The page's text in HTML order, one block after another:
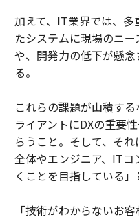
加えて、IT業界では、多
たシステムに現場のニ
や、開発力の低下が懸
る。
これらの課題が山積す
ライアントにDXの重要
らうこと。そして、そ
全体やエンジニア、IT
くことを目指している」
「技術がわからないお